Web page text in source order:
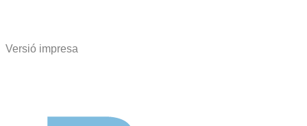
Versió impresa